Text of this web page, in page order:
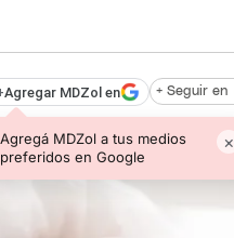
Agregar MDZol en
Agregá MDZol a tus medios
preferidos en Google
×
+ Seguir en